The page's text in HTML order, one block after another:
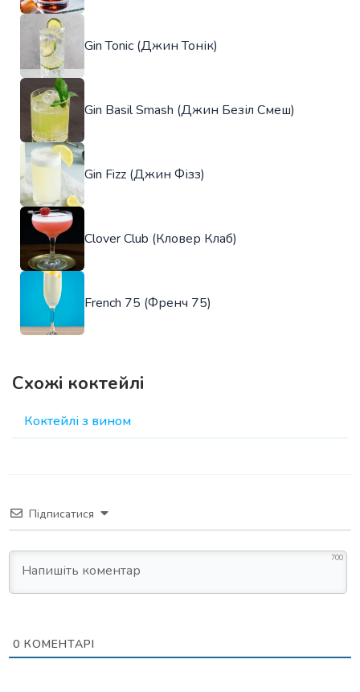
Gin Tonic (Джин Тонік)
Gin Basil Smash (Джин Безіл Смеш)
Gin Fizz (Джин Фізз)
Clover Club (Кловер Клаб)
French 75 (Френч 75)
Схожі коктейлі
Коктейлі з вином
Підписатися
700
0 КОМЕНТАРІ